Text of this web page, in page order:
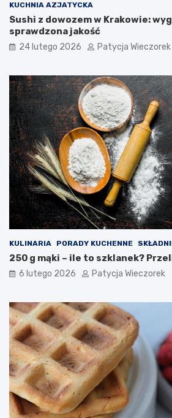
KUCHNIA AZJATYCKA
Sushi z dowozem w Krakowie:
sprawdzona jakość
24 lutego 2026 Patycja Wieczorek
KULINARIA PORADY KUCHENNE
250 g mąki – ile to szklanek?
6 lutego 2026 Patycja Wieczorek